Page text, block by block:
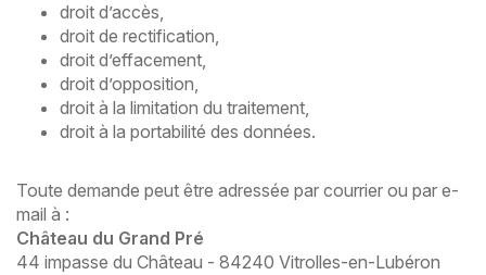
droit d’accès,
droit de rectification,
droit d’effacement,
droit d’opposition,
droit à la limitation du traitement,
droit à la portabilité des données.
Toute demande peut être adressée par courrier ou par e-
mail à :
Château du Grand Pré
44 impasse du Château - 84240 Vitrolles-en-Lubéron